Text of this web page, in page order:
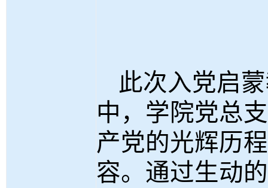
此次入党启
中，学院党总
产党的光辉历
容。通过生动